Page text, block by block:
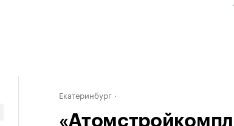
Екатеринбург